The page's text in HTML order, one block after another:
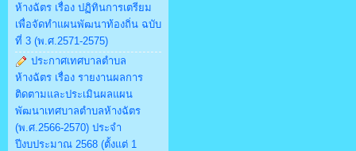
ห้างฉัตร เรื่อง ปฏิทินการเตรียม
เพื่อจัดทำแผนพัฒนาท้องถิ่น ฉบับ
ที่ 3 (พ.ศ.2571-2575)
ประกาศเทศบาลตำบล
ห้างฉัตร เรื่อง รายงานผลการ
ติดตามและประเมินผลแผน
พัฒนาเทศบาลตำบลห้างฉัตร
(พ.ศ.2566-2570) ประจำ
ปีงบประมาณ 2568 (ตั้งแต่ 1